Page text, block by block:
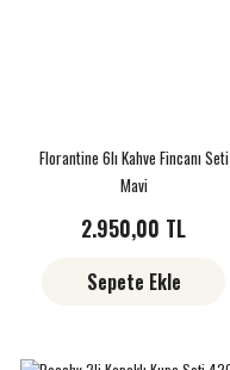
Florantine 6lı Kahve Fincanı Seti
Mavi
2.950,00 TL
Sepete Ekle